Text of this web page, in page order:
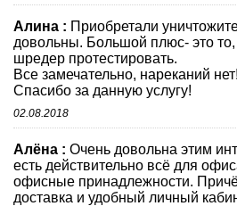
Алина : Приобретали
довольны. Большой плюс- это
шредер протестировать.
Все замечательно, нареканий нет!
Спасибо за данную услугу!
02.08.2018
Алёна : Очень довольна этим
есть действительно всё для
офисные принадлежности.
доставка и удобный личный